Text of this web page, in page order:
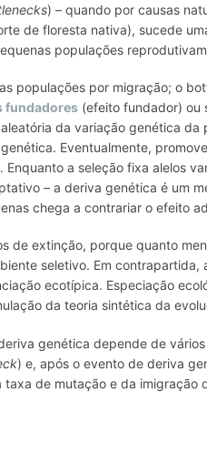
) – quando por causas
de floresta nativa), sucede
populações
populações por migração; o
fundadores (efeito fundador) ou
da variação genética da
Eventualmente,
a seleção fixa alelos
– a deriva genética é um
chega a contrariar o efeito
de extinção, porque quanto
seletivo. Em
ecotípica. Especiação
da teoria sintética da
genética depende de
) e, após o evento de deriva
de mutação e da imigração